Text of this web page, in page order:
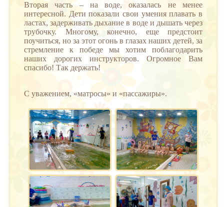
Вторая часть – на воде, оказалась не менее
интересной. Дети показали свои умения плавать в
ластах, задерживать дыхание в воде и дышать через
трубочку. Многому, конечно, еще предстоит
поучиться, но за этот огонь в глазах наших детей, за
стремление к победе мы хотим поблагодарить
наших дорогих инструкторов. Огромное Вам
спасибо! Так держать!
С уважением, «матросы» и «пассажиры».